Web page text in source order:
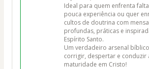
Ideal para quem enfrenta
pouca experiência ou quer
cultos de doutrina com
profundas, práticas e
Espírito Santo.
Um verdadeiro arsenal
corrigir, despertar e conduzir
maturidade em Cristo!